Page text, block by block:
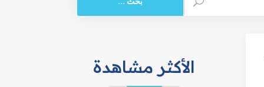
الأكثر مشاهدة